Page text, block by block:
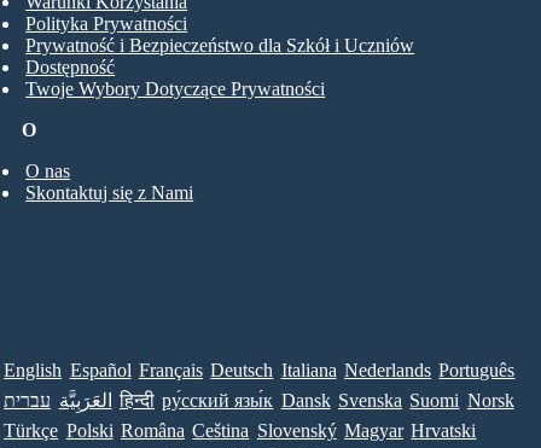
O
O nas
Skontaktuj się z Nami
Polityka Prywatności
Prywatność i Bezpieczeństwo dla Szkół i Uczniów
Dostępność
Twoje Wybory Dotyczące Prywatności
English Español Français Deutsch Italiana Nederlands Português
עברית العَرَبِيَّة हिन्दी ру́сский язы́к Dansk Svenska Suomi Norsk
Türkçe Polski Româna Ceština Slovenský Magyar Hrvatski